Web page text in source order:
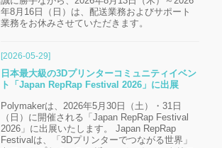
年8月16日（日）は、配送業務およびサポート
業務をお休みさせていただきます。
[2026-05-29]
日本最大級の3Dプリンターコミュニティイベン
ト「Japan RepRap Festival 2026」に出展
Polymakerは、2026年5月30日（土）・31日
（日）に開催される「Japan RepRap Festival
2026」に出展いたします。 Japan RepRap
Festivalは、「3Dプリンターでつながる世界」